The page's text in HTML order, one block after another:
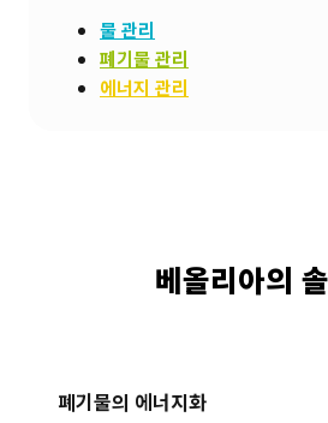
물 관리
폐기물 관리
에너지 관리
베올리아의
폐기물의 에너지화